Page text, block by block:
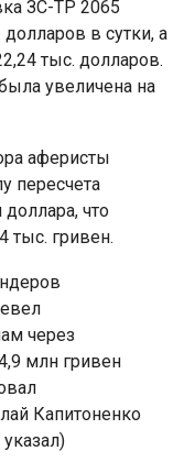
ЗС-ТР 2065
в сутки, а
тыс. долларов.
увеличена на
аферисты
пересчета
что
гривен.
через
млн гривен
Капитоненко